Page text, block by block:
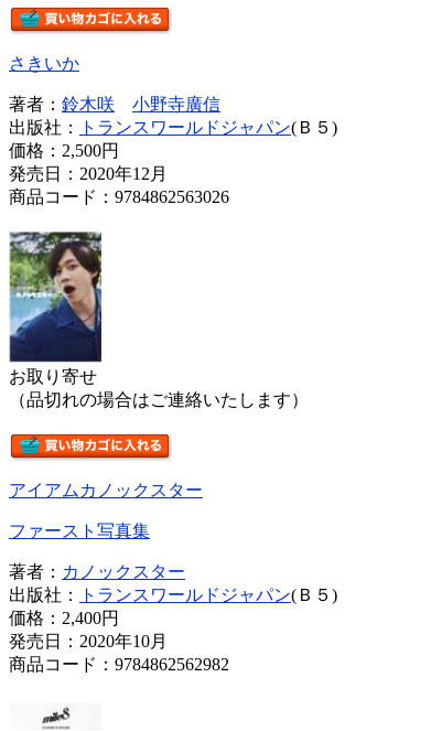
さきいか
著者： 鈴木咲
小野寺廣信
出版社：
トランスワールドジャパン(Ｂ５)
価格： 2,500円
発売日：2020年12月
商品コード：9784862563026
お取り寄せ
（品切れの場合はご連絡いたします）
アイアムカノックスター
ファースト写真集
著者： カノックスター
出版社：
トランスワールドジャパン(Ｂ５)
価格： 2,400円
発売日：2020年10月
商品コード：9784862562982